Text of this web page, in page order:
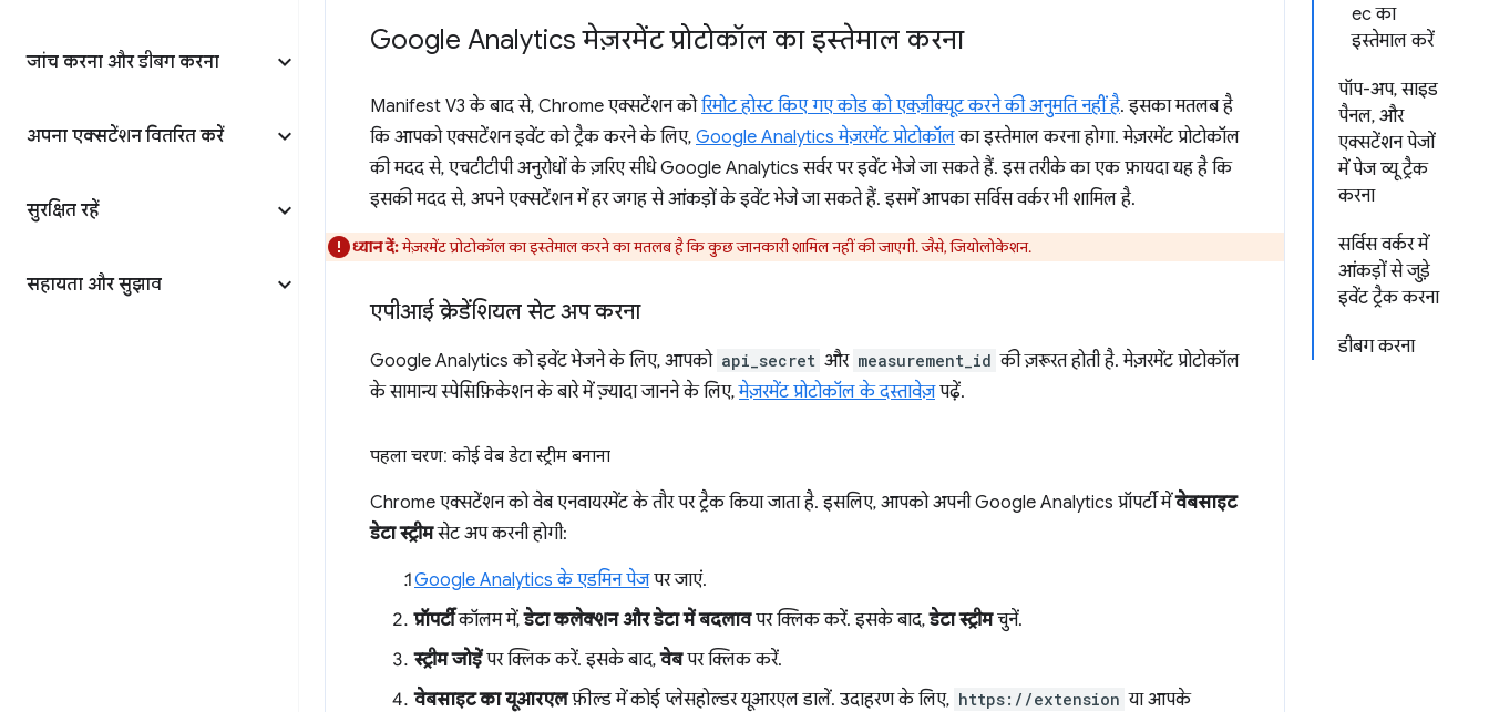
जांच करना और डीबग करना
अपना एक्सटेंशन वितरित करें
सुरक्षित रहें
सहायता और सुझाव
ec का
इस्तेमाल करें
पॉप-अप, साइड
पैनल, और
एक्सटेंशन पेजों
में पेज व्यू ट्रैक
करना
सर्विस वर्कर में
आंकड़ों से जुड़े
इवेंट ट्रैक करना
डीबग करना
Google Analytics मेज़रमेंट प्रोटोकॉल का इस्तेमाल करना
Manifest V3 के बाद से, Chrome एक्सटेंशन कोरिमोट होस्ट किए गए कोड को एक्ज़ीक्यूट करने की अनुमति नहीं है. इसका मतलब है
कि आपको एक्सटेंशन इवेंट को ट्रैक करने के लिए, Google Analytics मेज़रमेंट प्रोटोकॉलका इस्तेमाल करना होगा. मेज़रमेंट प्रोटोकॉल
की मदद से, एचटीटीपी अनुरोधों के ज़रिए सीधे Google Analytics सर्वर पर इवेंट भेजे जा सकते हैं. इस तरीके का एक फ़ायदा यह है कि
इसकी मदद से, अपने एक्सटेंशन में हर जगह से आंकड़ों के इवेंट भेजे जा सकते हैं. इसमें आपका सर्विस वर्कर भी शामिल है.
ध्यान दें:मेज़रमेंट प्रोटोकॉल का इस्तेमाल करने का मतलब है कि कुछ जानकारी शामिल नहीं की जाएगी. जैसे, जियोलोकेशन.
एपीआई क्रेडेंशियल सेट अप करना
Google Analytics को इवेंट भेजने के लिए, आपको api_secret और measurement_id की ज़रूरत होती है. मेज़रमेंट प्रोटोकॉल
के सामान्य स्पेसिफ़िकेशन के बारे में ज़्यादा जानने के लिए,मेज़रमेंट प्रोटोकॉल के दस्तावेज़पढ़ें.
पहला चरण: कोई वेब डेटा स्ट्रीम बनाना
Chrome एक्सटेंशन को वेब एनवायरमेंट के तौर पर ट्रैक किया जाता है. इसलिए, आपको अपनी Google Analytics प्रॉपर्टी मेंवेबसाइट
डेटा स्ट्रीमसेट अप करनी होगी:
Google Analytics के एडमिन पेजपर जाएं.
प्रॉपर्टीकॉलम में,डेटा कलेक्शन और डेटा में बदलावपर क्लिक करें. इसके बाद,डेटा स्ट्रीमचुनें.
स्ट्रीम जोड़ेंपर क्लिक करें. इसके बाद,वेबपर क्लिक करें.
वेबसाइट का यूआरएलफ़ील्ड में कोई प्लेसहोल्डर यूआरएल डालें. उदाहरण के लिए, https://extension या आपके